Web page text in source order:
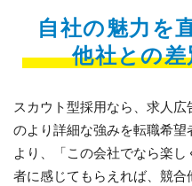
自社の魅力を
他社との
スカウト型採用なら、求人
のより詳細な強みを転職希
より、「この会社でなら楽
者に感じてもらえれば、競